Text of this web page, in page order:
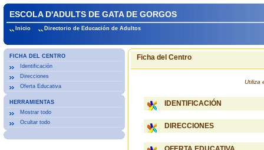
ESCOLA D'ADULTS DE GATA DE GORGOS
Inicio Directorio de Educación de Adultos
FICHA DEL CENTRO
Identificación
Direcciones
Oferta Educativa
HERRAMIENTAS
Mostrar todo
Ocultar todo
Ficha del Centro
Utiliza
IDENTIFICACIÓN
DIRECCIONES
OFERTA EDUCATIVA